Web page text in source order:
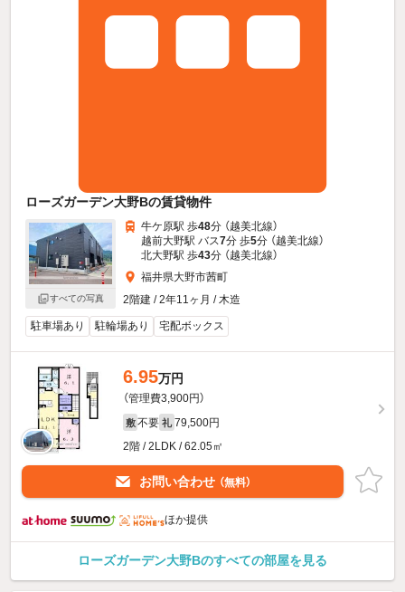
ローズガーデン大野Bの賃貸物件
すべての写真
牛ケ原駅 歩48分 （越美北線）
越前大野駅 バス7分 歩5分 （越美北線）
北大野駅 歩43分 （越美北線）
福井県大野市茜町
2階建 / 2年11ヶ月 / 木造
駐車場あり 駐輪場あり 宅配ボックス
6.95万円
（管理費3,900円）
敷 不要 礼 79,500円
2階 / 2LDK / 62.05㎡
お問い合わせ （無料）
ほか提供
ローズガーデン大野Bのすべての部屋を見る